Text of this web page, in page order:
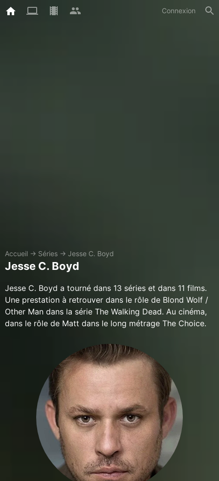
Connexion
Accueil → Séries → Jesse C. Boyd
Jesse C. Boyd
Jesse C. Boyd a tourné dans 13 séries et dans 11 films.
Une prestation à retrouver dans le rôle de Blond Wolf /
Other Man dans la série The Walking Dead. Au cinéma,
dans le rôle de Matt dans le long métrage The Choice.